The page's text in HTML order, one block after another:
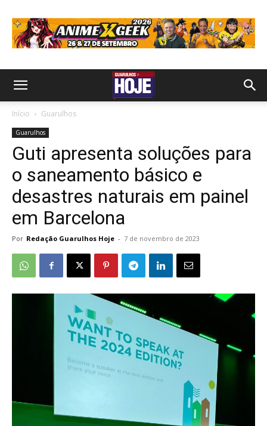
Início Guarulhos
Guarulhos
Guti apresenta soluções para
o saneamento básico e
desastres naturais em painel
em Barcelona
Por Redação Guarulhos Hoje - 7 de novembro de 2023